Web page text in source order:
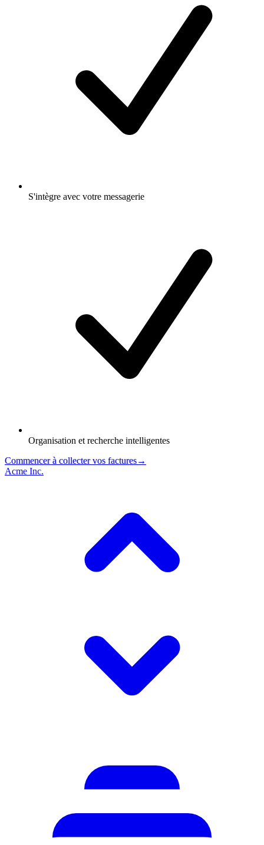
S'intègre avec votre messagerie
Organisation et recherche intelligentes
Commencer à collecter vos factures→
Acme Inc.